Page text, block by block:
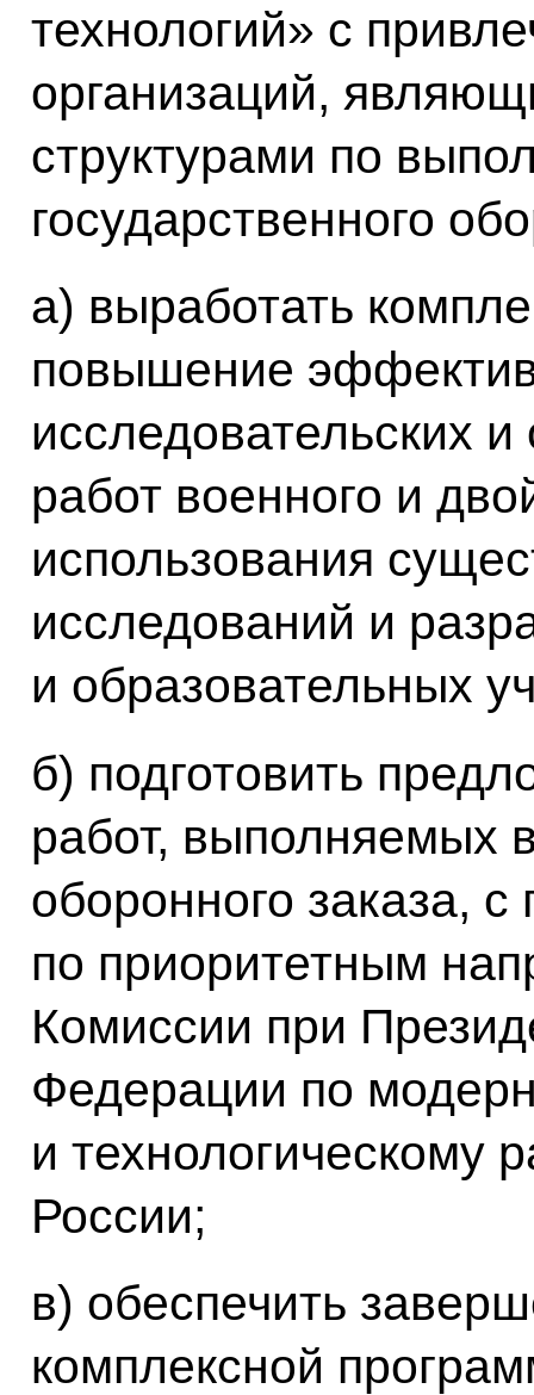
технологий» с
организаций,
структурами по
государственного
а) выработать
повышение
исследовательских и
работ военного и
использования
исследований и
и образовательных
б) подготовить
работ, выполняемых
оборонного заказа, с
по приоритетным
Комиссии при
Федерации по
и технологическому
России;
в) обеспечить
комплексной